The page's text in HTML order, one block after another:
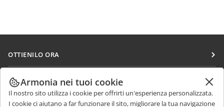
OTTIENILO ORA
Docs
DocSpace
Workspace
COLLABORA
Per i contributori
RICEVI NOTIZIE
Armonia nei tuoi cookie
Il nostro sito utilizza i cookie per offrirti un'esperienza personalizzata.
I cookie ci aiutano a far funzionare il sito, migliorare la tua navigazione